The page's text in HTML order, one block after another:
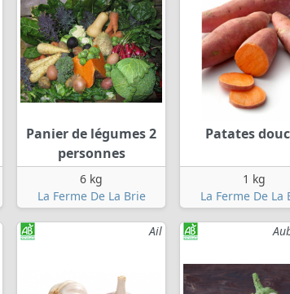
Panier de légumes 2
personnes
6 kg
La Ferme De La Brie
Patates
1 kg
La Ferme De La
Ail